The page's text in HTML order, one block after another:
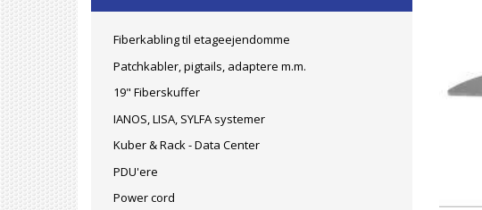
Fiberkabling til etageejendomme
Patchkabler, pigtails, adaptere m.m.
19" Fiberskuffer
IANOS, LISA, SYLFA systemer
Kuber & Rack - Data Center
PDU'ere
Power cord